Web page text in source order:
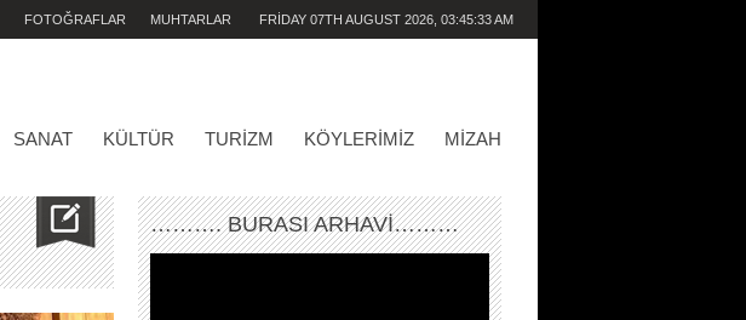
FOTOĞRAFLAR MUHTARLAR FRIDAY 07TH AUGUST 2026, 03:45:33 AM
SANAT KÜLTÜR TURIZM KÖYLERIMIZ MIZAH
………. BURASI ARHAVİ………